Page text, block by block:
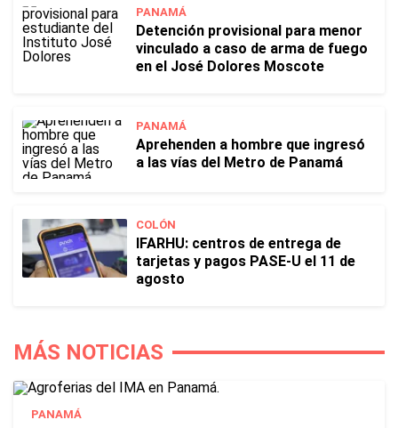
PANAMÁ
Detención provisional para menor
vinculado a caso de arma de fuego
en el José Dolores Moscote
PANAMÁ
Aprehenden a hombre que ingresó
a las vías del Metro de Panamá
COLÓN
IFARHU: centros de entrega de
tarjetas y pagos PASE-U el 11 de
agosto
MÁS NOTICIAS
PANAMÁ